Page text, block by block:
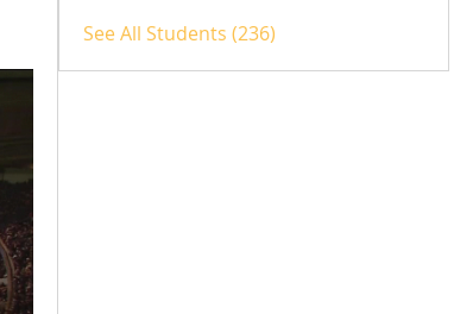
See All Students (236)